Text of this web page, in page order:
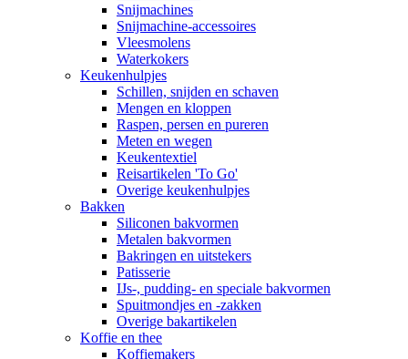
Snijmachines
Snijmachine-accessoires
Vleesmolens
Waterkokers
Keukenhulpjes
Schillen, snijden en schaven
Mengen en kloppen
Raspen, persen en pureren
Meten en wegen
Keukentextiel
Reisartikelen 'To Go'
Overige keukenhulpjes
Bakken
Siliconen bakvormen
Metalen bakvormen
Bakringen en uitstekers
Patisserie
IJs-, pudding- en speciale bakvormen
Spuitmondjes en -zakken
Overige bakartikelen
Koffie en thee
Koffiemakers